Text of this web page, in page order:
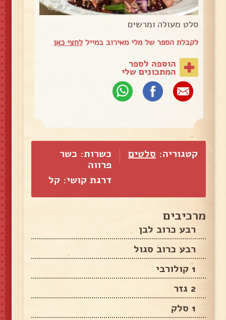
סלט מעולה ומרשים
לקבלת הספר של מלי מאירוב במייללחצי כאן
הוספה לספר
המתכונים שלי
קטגוריה: סלטים
כשרות: כשר
פרווה
דרגת קושי: קל
מרכיבים
רבע כרוב לבן
רבע כרוב סגול
1 קולורבי
2 גזר
1 סלק